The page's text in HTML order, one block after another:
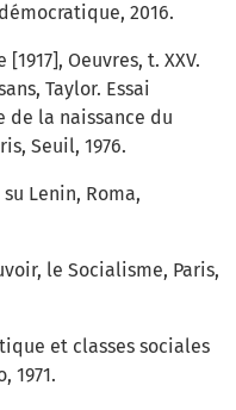
2016.
Oeuvres, t. XXV.
Taylor. Essai
de la naissance du
Seuil, 1976.
Lenin, Roma,
le Socialisme, Paris,
et classes sociales
1971.